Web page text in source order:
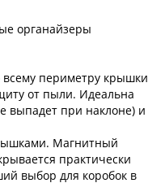
органайзеры
всему периметру крышки
от пыли. Идеальна
выпадет при наклоне) и
Магнитный
практически
выбор для коробок в